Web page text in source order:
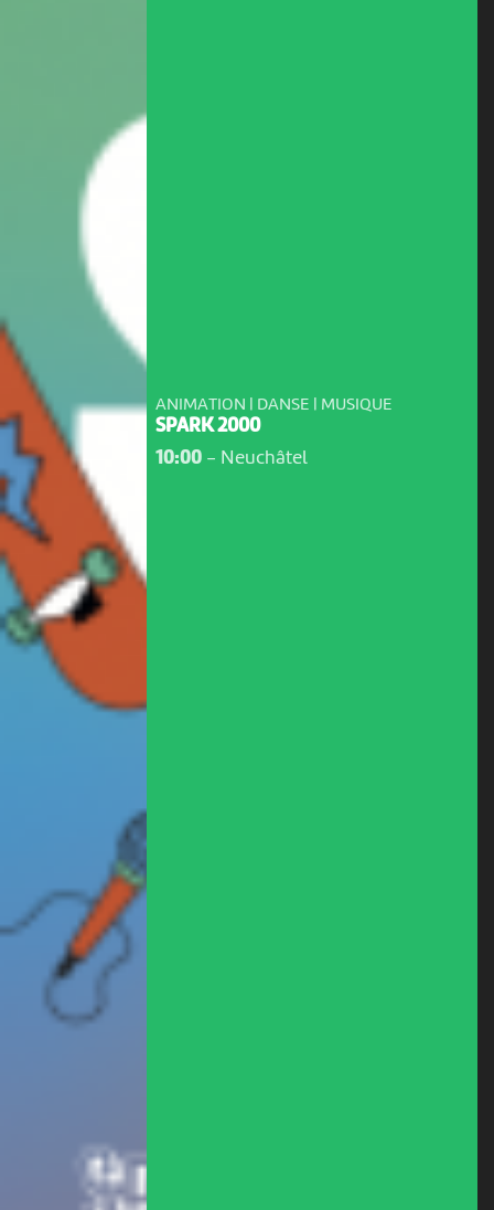
ANIMATION | DANSE | MUSIQUE
SPARK 2000
10:00- Neuchâtel